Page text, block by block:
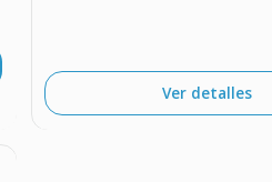
Ver detalles